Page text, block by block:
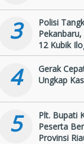
3
Polisi
12 Kubik
4
Gerak
Ungkap
5
Plt. Bupati
Peserta
Provinsi